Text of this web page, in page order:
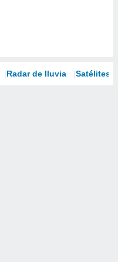
Radar de lluvia Satélites